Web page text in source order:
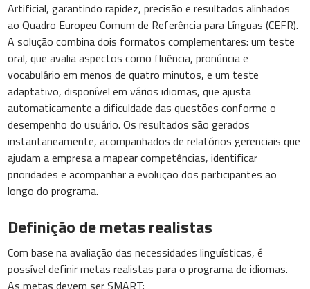
Artificial, garantindo rapidez, precisão e resultados alinhados
ao Quadro Europeu Comum de Referência para Línguas (CEFR).
A solução combina dois formatos complementares: um teste
oral, que avalia aspectos como fluência, pronúncia e
vocabulário em menos de quatro minutos, e um teste
adaptativo, disponível em vários idiomas, que ajusta
automaticamente a dificuldade das questões conforme o
desempenho do usuário. Os resultados são gerados
instantaneamente, acompanhados de relatórios gerenciais que
ajudam a empresa a mapear competências, identificar
prioridades e acompanhar a evolução dos participantes ao
longo do programa.
Definição de metas realistas
Com base na avaliação das necessidades linguísticas, é
possível definir metas realistas para o programa de idiomas.
As metas devem ser SMART: